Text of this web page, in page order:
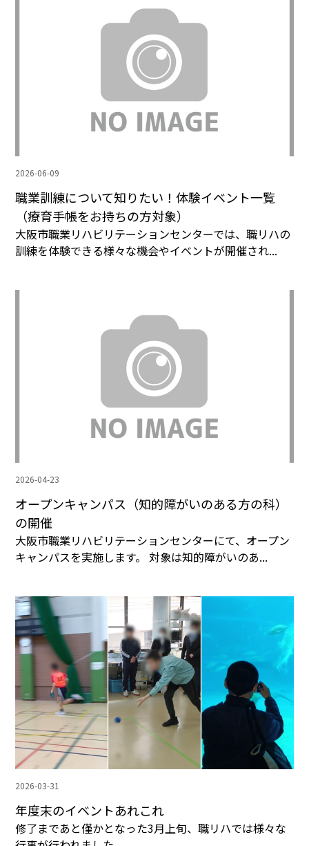
2026-06-09
職業訓練について知りたい！体験イベント一覧
（療育手帳をお持ちの方対象）
大阪市職業リハビリテーションセンターでは、職リハの
訓練を体験できる様々な機会やイベントが開催され...
2026-04-23
オープンキャンパス（知的障がいのある方の科）
の開催
大阪市職業リハビリテーションセンターにて、オープン
キャンパスを実施します。 対象は知的障がいのあ...
2026-03-31
年度末のイベントあれこれ
修了まであと僅かとなった3月上旬、職リハでは様々な